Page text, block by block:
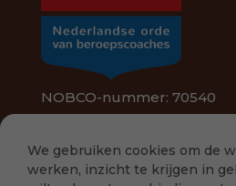
NOBCO-nummer: 70540
We gebruiken cookies om de
werken, inzicht te krijgen in